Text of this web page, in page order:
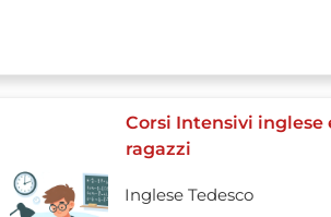
Corsi Intensivi inglese
ragazzi
Inglese Tedesco